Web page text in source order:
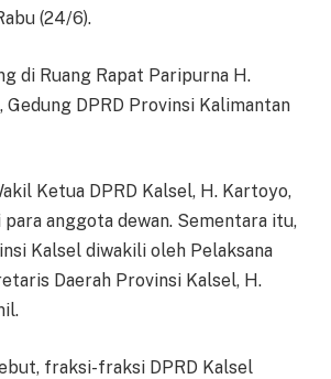
(24/6).
di Ruang Rapat Paripurna H.
Gedung DPRD Provinsi Kalimantan
Ketua DPRD Kalsel, H. Kartoyo,
para anggota dewan. Sementara itu,
Kalsel diwakili oleh Pelaksana
Daerah Provinsi Kalsel, H.
fraksi-fraksi DPRD Kalsel